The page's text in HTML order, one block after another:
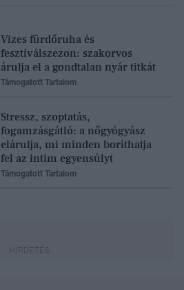
Vizes fürdőruha és
fesztiválszezon: szakorvos
árulja el a gondtalan nyár titkát
Támogatott Tartalom
Stressz, szoptatás,
fogamzásgátló: a nőgyógyász
elárulja, mi minden boríthatja
fel az intim egyensúlyt
Támogatott Tartalom